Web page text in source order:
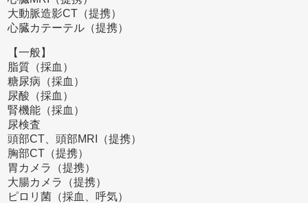
大動脈造影CT（提携）
心臓カテーテル（提携）
【一般】
脂質（採血）
糖尿病（採血）
尿酸（採血）
腎機能（採血）
尿検査
頭部CT、頭部MRI（提携）
胸部CT（提携）
胃カメラ（提携）
大腸カメラ（提携）
ピロリ菌（採血、呼気）